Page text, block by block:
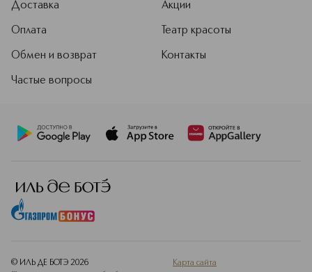
Доставка
Оплата
Обмен и возврат
Частые вопросы
Акции
Театр красоты
Контакты
© ИЛЬ ДЕ БОТЭ 2026
Карта сайта